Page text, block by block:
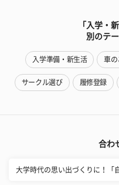
「入学・
別のテ
入学準備・新生活 車
サークル選び 履修登録
合わ
大学時代の思い出づくりに！「